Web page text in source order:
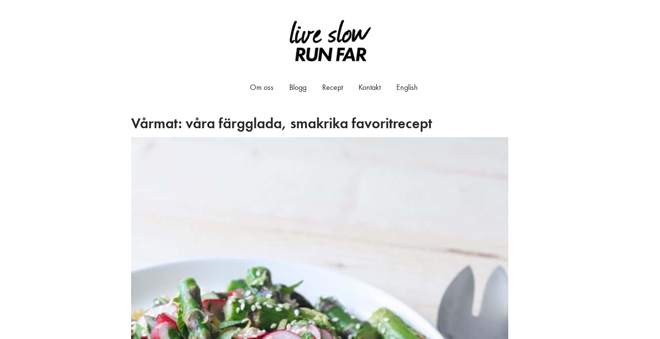
Om oss Blogg Recept Kontakt English
Vårmat: våra färgglada, smakrika favoritrecept